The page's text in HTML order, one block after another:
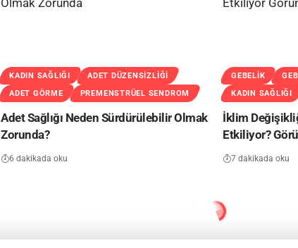
KADIN SAĞLIĞI
ADET DÜZENSIZLIĞI
ADET GÖRME
PREMENSTRÜEL SENDROM
Adet Sağlığı Neden Sürdürülebilir Olmak
Zorunda?
6 dakikada oku
GEBELIK
KADIN SAĞLIĞI
İklim
Etkiliyor?
7 dakikada oku